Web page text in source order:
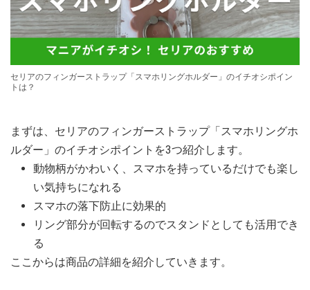
セリアのフィンガーストラップ「スマホリングホルダー」のイチオシポイン
トは？
まずは、セリアのフィンガーストラップ「スマホリングホ
ルダー」のイチオシポイントを3つ紹介します。
動物柄がかわいく、スマホを持っているだけでも楽し
い気持ちになれる
スマホの落下防止に効果的
リング部分が回転するのでスタンドとしても活用でき
る
ここからは商品の詳細を紹介していきます。